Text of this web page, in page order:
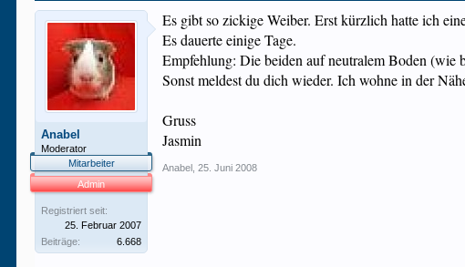
Anabel
Moderator
Mitarbeiter
Admin
Registriert seit:
25. Februar 2007
Beiträge:
6.668
Es gibt so zickige Weiber. Erst kürzlich hatte ich
Es dauerte einige Tage.
Empfehlung: Die beiden auf neutralem Boden (wie
Sonst meldest du dich wieder. Ich wohne in der
Gruss
Jasmin
Anabel 25. Juni 2008